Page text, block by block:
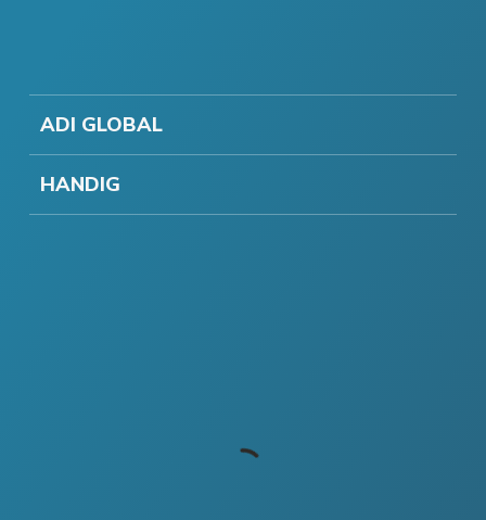
ADI GLOBAL
HANDIG